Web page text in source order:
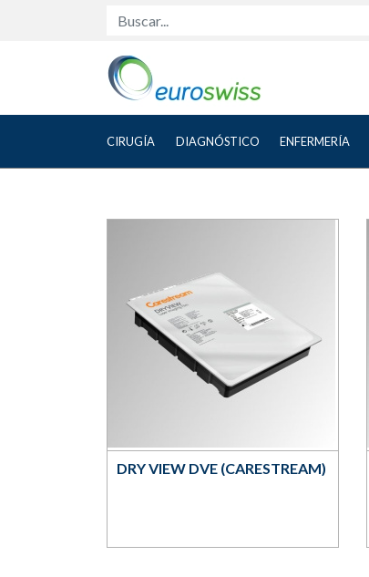
Buscar...
CIRUGÍA DIAGNÓSTICO ENFERMERÍA
DRY VIEW DVE (CARESTREAM)